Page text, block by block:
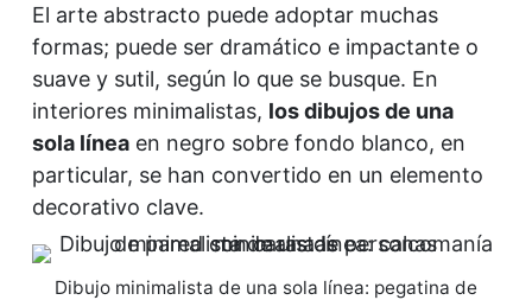
El arte abstracto puede adoptar muchas
formas; puede ser dramático e impactante o
suave y sutil, según lo que se busque. En
interiores minimalistas, los dibujos de una
sola línea en negro sobre fondo blanco, en
particular, se han convertido en un elemento
decorativo clave.
Dibujo minimalista de una sola línea: pegatina de